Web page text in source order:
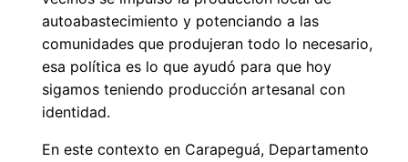
autoabastecimiento y potenciando a las
comunidades que produjeran todo lo necesario,
esa política es lo que ayudó para que hoy
sigamos teniendo producción artesanal con
identidad.
En este contexto en Carapeguá, Departamento